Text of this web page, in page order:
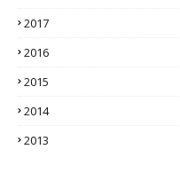
2017
2016
2015
2014
2013